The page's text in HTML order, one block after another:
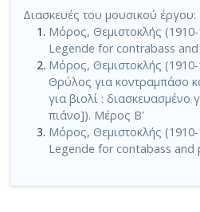
Διασκευές του μουσικού έργου:
Μόρος, Θεμιστοκλής
Legende for contrabass
Μόρος, Θεμιστοκλής
Θρύλος για κοντραμπάσο
για βιολί : διασκευασμένο
πιάνο]). Μέρος Β'
Μόρος, Θεμιστοκλής
Legende for contabass and